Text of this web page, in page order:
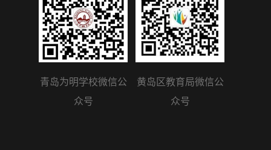
青岛为明学校微信公
众号
黄岛区教育局微信公
众号